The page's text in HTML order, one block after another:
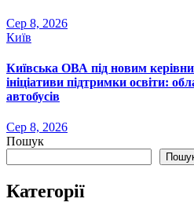
Сер 8, 2026
Київ
Київська ОВА під новим
ініціативи підтримки освіти:
автобусів
Сер 8, 2026
Пошук
Категорії